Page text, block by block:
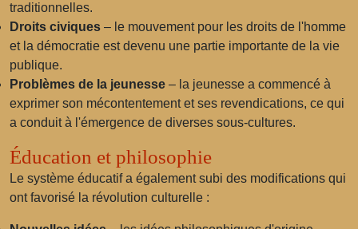
traditionnelles.
Droits civiques – le mouvement pour les droits de l'homme
et la démocratie est devenu une partie importante de la vie
publique.
Problèmes de la jeunesse – la jeunesse a commencé à
exprimer son mécontentement et ses revendications, ce qui
a conduit à l'émergence de diverses sous-cultures.
Éducation et philosophie
Le système éducatif a également subi des modifications qui
ont favorisé la révolution culturelle :